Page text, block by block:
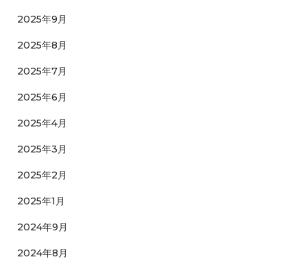
2025年9月
2025年8月
2025年7月
2025年6月
2025年4月
2025年3月
2025年2月
2025年1月
2024年9月
2024年8月